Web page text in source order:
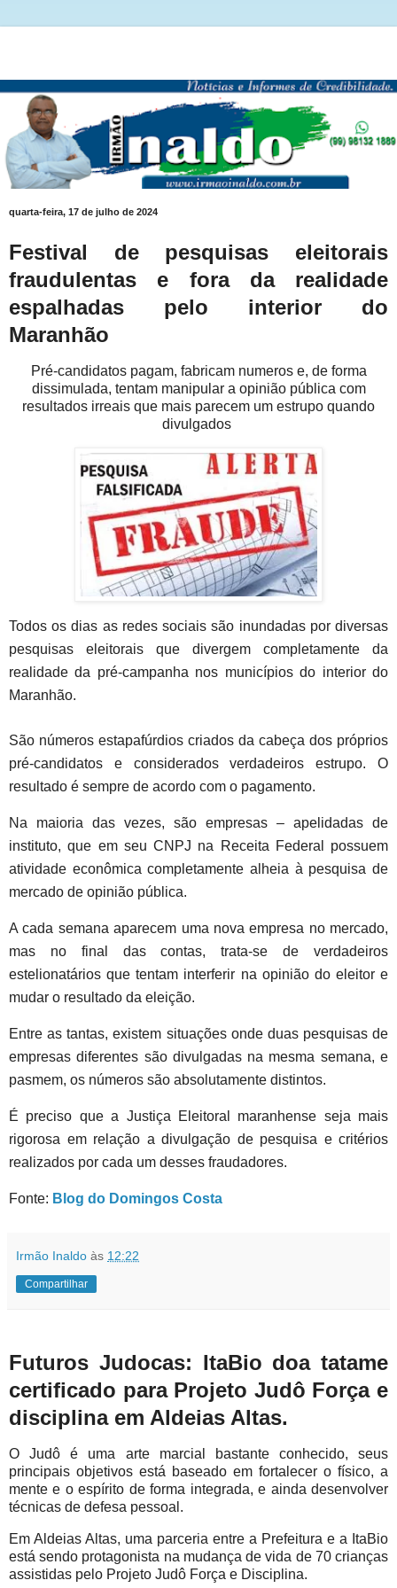
quarta-feira, 17 de julho de 2024
Festival de pesquisas eleitorais
fraudulentas e fora da realidade
espalhadas pelo interior do
Maranhão
Pré-candidatos pagam, fabricam numeros e, de forma
dissimulada, tentam manipular a opinião pública com
resultados irreais que mais parecem um estrupo quando
divulgados
Todos os dias as redes sociais são inundadas por diversas
pesquisas eleitorais que divergem completamente da
realidade da pré-campanha nos municípios do interior do
Maranhão.
São números estapafúrdios criados da cabeça dos próprios
pré-candidatos e considerados verdadeiros estrupo. O
resultado é sempre de acordo com o pagamento.
Na maioria das vezes, são empresas – apelidadas de
instituto, que em seu CNPJ na Receita Federal possuem
atividade econômica completamente alheia à pesquisa de
mercado de opinião pública.
A cada semana aparecem uma nova empresa no mercado,
mas no final das contas, trata-se de verdadeiros
estelionatários que tentam interferir na opinião do eleitor e
mudar o resultado da eleição.
Entre as tantas, existem situações onde duas pesquisas de
empresas diferentes são divulgadas na mesma semana, e
pasmem, os números são absolutamente distintos.
É preciso que a Justiça Eleitoral maranhense seja mais
rigorosa em relação a divulgação de pesquisa e critérios
realizados por cada um desses fraudadores.
Fonte: Blog do Domingos Costa
Irmão Inaldo às 12:22
Compartilhar
Futuros Judocas: ItaBio doa tatame
certificado para Projeto Judô Força e
disciplina em Aldeias Altas.
O Judô é uma arte marcial bastante conhecido, seus
principais objetivos está baseado em fortalecer o físico, a
mente e o espírito de forma integrada, e ainda desenvolver
técnicas de defesa pessoal.
Em Aldeias Altas, uma parceria entre a Prefeitura e a ItaBio
está sendo protagonista na mudança de vida de 70 crianças
assistidas pelo Projeto Judô Força e Disciplina.